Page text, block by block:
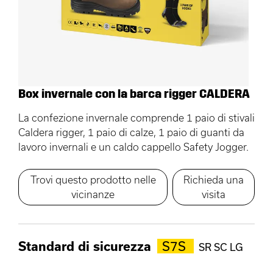
Box invernale con la barca rigger CALDERA
La confezione invernale comprende 1 paio di stivali
Caldera rigger, 1 paio di calze, 1 paio di guanti da
lavoro invernali e un caldo cappello Safety Jogger.
Trovi questo prodotto nelle
vicinanze
Richieda una
visita
Standard di sicurezza S7S
SR SC LG